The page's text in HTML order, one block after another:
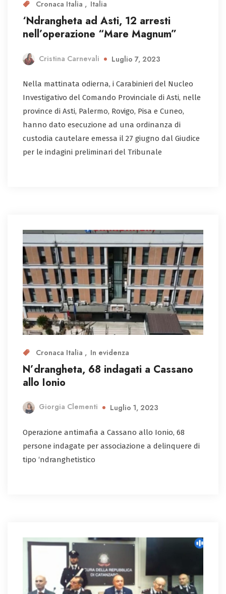
Cronaca Italia Italia
‘Ndrangheta ad Asti, 12 arresti
nell’operazione “Mare Magnum”
Cristina Carnevali Luglio 7, 2023
Nella mattinata odierna, i Carabinieri del Nucleo
Investigativo del Comando Provinciale di Asti, nelle
province di Asti, Palermo, Rovigo, Pisa e Cuneo,
hanno dato esecuzione ad una ordinanza di
custodia cautelare emessa il 27 giugno dal Giudice
per le indagini preliminari del Tribunale
Cronaca Italia In evidenza
N’drangheta, 68 indagati a Cassano
allo Ionio
Giorgia Clementi Luglio 1, 2023
Operazione antimafia a Cassano allo Ionio, 68
persone indagate per associazione a delinquere di
tipo ‘ndranghetistico